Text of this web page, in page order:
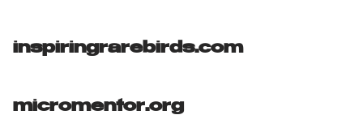
inspiringrarebirds.com
micromentor.org